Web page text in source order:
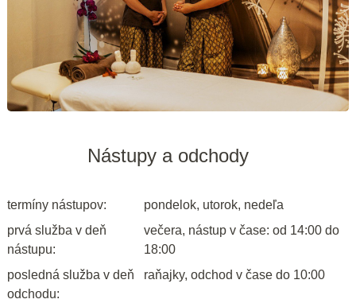
Nástupy a odchody
termíny nástupov:
pondelok, utorok, nedeľa
prvá služba v deň
nástupu:
večera, nástup v čase: od 14:00 do
18:00
posledná služba v deň
odchodu:
raňajky, odchod v čase do 10:00